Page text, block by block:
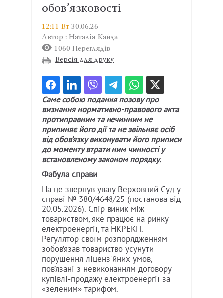
обов’язковості
12:11 Вт 30.06.26
Автор : Наталія Кайда
1060 Переглядів
Версія для друку
Саме собою подання позову про
визнання нормативно-правового акта
протиправним та нечинним не
припиняє його дії та не звільняє осіб
від обов’язку виконувати його приписи
до моменту втрати ним чинності у
встановленому законом порядку.
Фабула справи
На це звернув увагу Верховний Суд у
справі № 380/4648/25 (постанова від
20.05.2026). Спір виник між
товариством, яке працює на ринку
електроенергії, та НКРЕКП.
Регулятор своїм розпорядженням
зобов’язав товариство усунути
порушення ліцензійних умов,
пов’язані з невиконанням договору
купівлі-продажу електроенергії за
«зеленим» тарифом.